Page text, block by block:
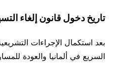
تاريخ دخول قانون إلغاء
بعد استكمال الإجراءات
السريع في ألمانيا والعودة